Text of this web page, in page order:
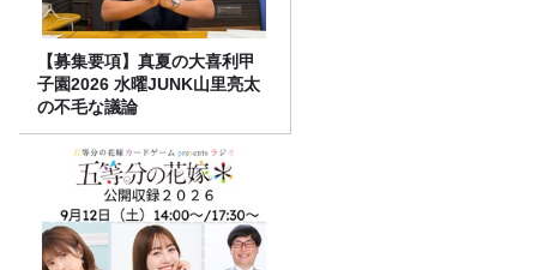
【募集要項】真夏の大喜利甲
子園2026 水曜JUNK山里亮太
の不毛な議論